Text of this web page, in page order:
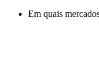
Em quais